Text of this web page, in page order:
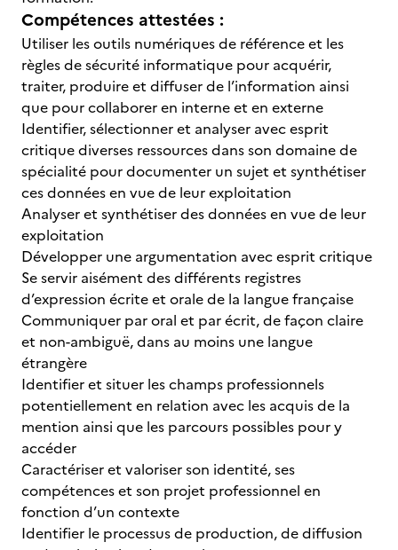
Compétences attestées :
Utiliser les outils numériques de référence et les
règles de sécurité informatique pour acquérir,
traiter, produire et diffuser de l’information ainsi
que pour collaborer en interne et en externe
Identifier, sélectionner et analyser avec esprit
critique diverses ressources dans son domaine de
spécialité pour documenter un sujet et synthétiser
ces données en vue de leur exploitation
Analyser et synthétiser des données en vue de leur
exploitation
Développer une argumentation avec esprit critique
Se servir aisément des différents registres
d’expression écrite et orale de la langue française
Communiquer par oral et par écrit, de façon claire
et non-ambiguë, dans au moins une langue
étrangère
Identifier et situer les champs professionnels
potentiellement en relation avec les acquis de la
mention ainsi que les parcours possibles pour y
accéder
Caractériser et valoriser son identité, ses
compétences et son projet professionnel en
fonction d’un contexte
Identifier le processus de production, de diffusion